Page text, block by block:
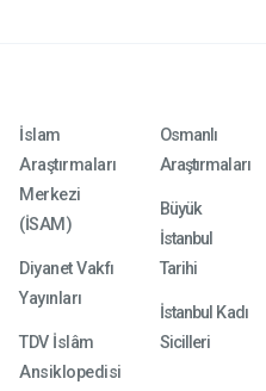
İslam
Araştırmaları
Merkezi
(İSAM)
Diyanet Vakfı
Yayınları
TDV İslâm
Ansiklopedisi
Osmanlı
Araştırmaları
Büyük
İstanbul
Tarihi
İstanbul Kadı
Sicilleri